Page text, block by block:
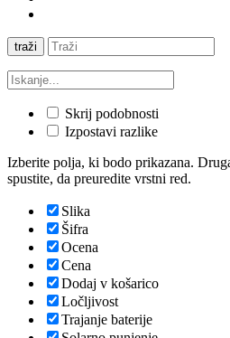
traži
Skrij podobnosti
Izpostavi razlike
Izberite polja, ki bodo prikazana.
spustite, da preuredite vrstni red.
Slika
Šifra
Ocena
Cena
Dodaj v košarico
Ločljivost
Trajanje baterije